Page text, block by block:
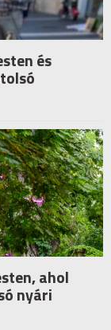
és
ahol
nyári